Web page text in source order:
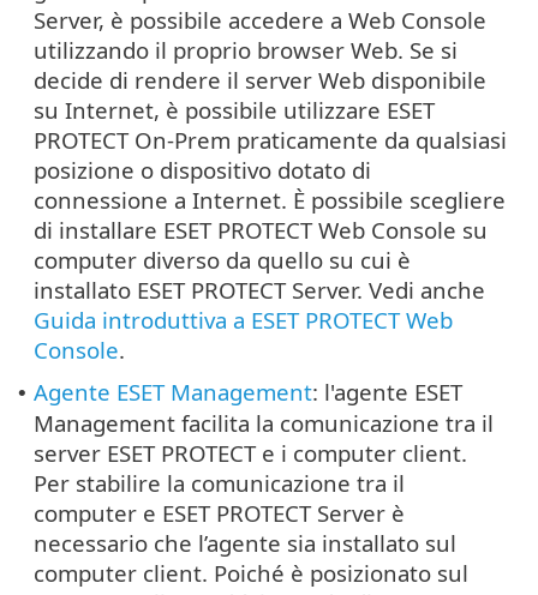
Server, è possibile accedere a Web Console
utilizzando il proprio browser Web. Se si
decide di rendere il server Web disponibile
su Internet, è possibile utilizzare ESET
PROTECT On-Prem praticamente da qualsiasi
posizione o dispositivo dotato di
connessione a Internet. È possibile scegliere
di installare ESET PROTECT Web Console su
computer diverso da quello su cui è
installato ESET PROTECT Server. Vedi anche
Guida introduttiva a ESET PROTECT Web
Console.
• Agente ESET Management: l'agente ESET
Management facilita la comunicazione tra il
server ESET PROTECT e i computer client.
Per stabilire la comunicazione tra il
computer e ESET PROTECT Server è
necessario che l’agente sia installato sul
computer client. Poiché è posizionato sul